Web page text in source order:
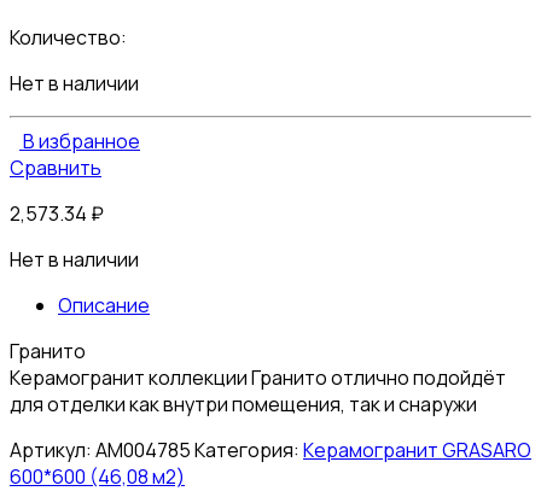
Количество:
Нет в наличии
В избранное
Сравнить
2,573.34 ₽
Нет в наличии
Описание
Гранито
Керамогранит коллекции Гранито отлично подойдёт
для отделки как внутри помещения, так и снаружи
Артикул: АМ004785Категория: Керамогранит GRASARO
600*600 (46,08 м2)